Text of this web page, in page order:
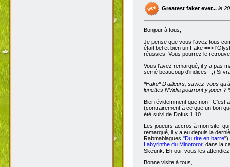
Greatest faker ever... le
Bonjour à tous,
Je pense que vous l'avez tous
était bel et bien un Fake ==>
réussies. Vous pourrez le
Vous l'avez remarqué, il y a pas
semé beaucoup d'indices ! ;) Si
*Fake*D'ailleurs, saviez-vous
lunettes NVidia pourront y jouer ?
Bien évidemment que non ! C'est
(contrairement à ce que un bon
été suivi de Dofus 1.10...
Les joueurs accros à mon site,
remarqué, il y a eu depuis la
Rabmablagues "Du rire en barre
Labyrinthe du Minotoror, dans la
Skeunk. Eh oui, vous les
Bonne visite à tous,